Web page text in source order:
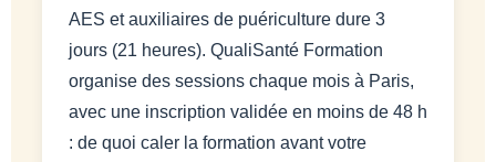
AES et auxiliaires de puériculture dure 3
jours (21 heures). QualiSanté Formation
organise des sessions chaque mois à Paris,
avec une inscription validée en moins de 48 h
: de quoi caler la formation avant votre